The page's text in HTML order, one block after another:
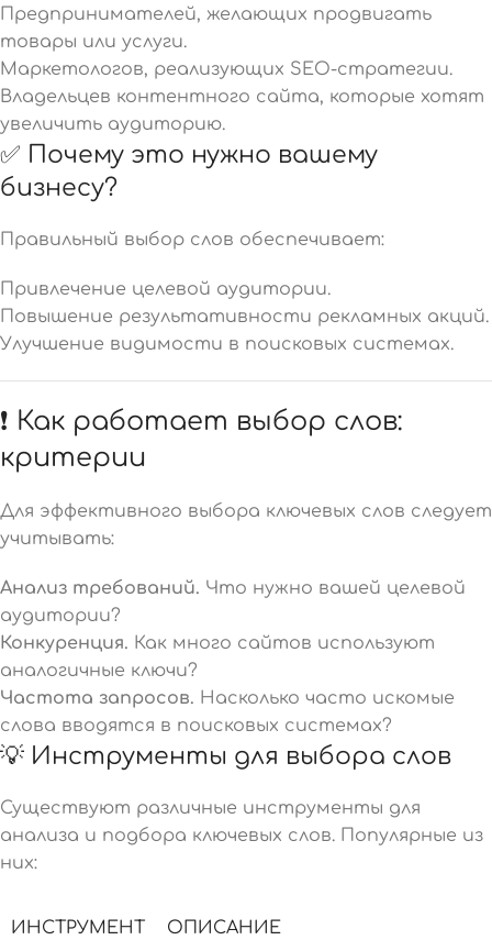
Предпринимателей, желающих продвигать
товары или услуги.
Маркетологов, реализующих SEO-стратегии.
Владельцев контентного сайта, которые хотят
увеличить аудиторию.
✅ Почему это нужно вашему
бизнесу?
Правильный выбор слов обеспечивает:
Привлечение целевой аудитории.
Повышение результативности рекламных акций.
Улучшение видимости в поисковых системах.
❗ Как работает выбор слов:
критерии
Для эффективного выбора ключевых слов следует
учитывать:
Анализ требований. Что нужно вашей целевой
аудитории?
Конкуренция. Как много сайтов используют
аналогичные ключи?
Частота запросов. Насколько часто искомые
слова вводятся в поисковых системах?
💡 Инструменты для выбора слов
Существуют различные инструменты для
анализа и подбора ключевых слов. Популярные из
них:
ИНСТРУМЕНТ ОПИСАНИЕ